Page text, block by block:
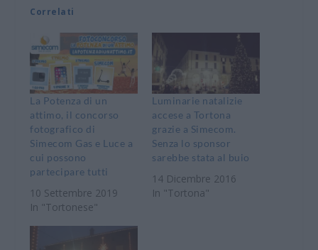
Correlati
La Potenza di un
attimo, il concorso
fotografico di
Simecom Gas e Luce a
cui possono
partecipare tutti
10 Settembre 2019
In "Tortonese"
Luminarie natalizie
accese a Tortona
grazie a Simecom.
Senza lo sponsor
sarebbe stata al buio
14 Dicembre 2016
In "Tortona"